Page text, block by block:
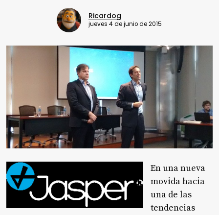
Ricardog
jueves 4 de junio de 2015
En una nueva
movida hacia
una de las
tendencias